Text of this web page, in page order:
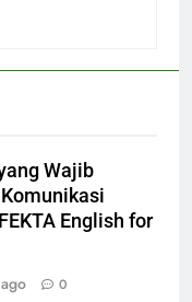
Wajib
English for
0